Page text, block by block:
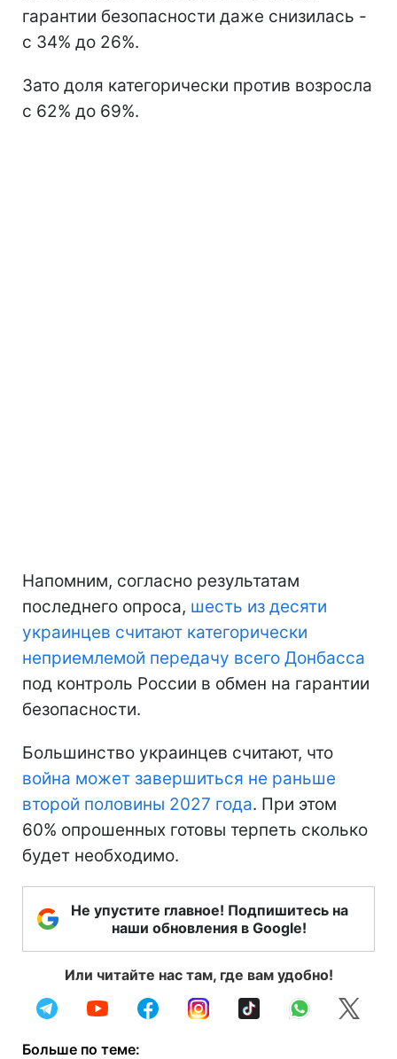
гарантии безопасности даже снизилась -
с 34% до 26%.
Зато доля категорически против возросла
с 62% до 69%.
Напомним, согласно результатам
последнего опроса, шесть из десяти
украинцев считают категорически
неприемлемой передачу всего Донбасса
под контроль России в обмен на гарантии
безопасности.
Большинство украинцев считают, что
война может завершиться не раньше
второй половины 2027 года. При этом
60% опрошенных готовы терпеть сколько
будет необходимо.
Не упустите главное! Подпишитесь на
наши обновления в Google!
Или читайте нас там, где вам удобно!
Больше по теме: